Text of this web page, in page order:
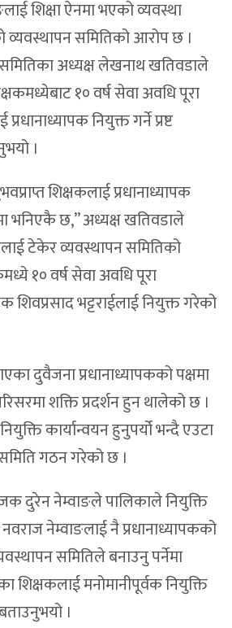
शिक्षा ऐनमा भएको व्यवस्था
व्यवस्थापन समितिको आरोप छ ।
अध्यक्ष लेखनाथ खतिवडाले
१० वर्ष सेवा अवधि पूरा
नियुक्त गर्ने प्रष्ट
।
शिक्षकलाई प्रधानाध्यापक
भनिएकै छ,” अध्यक्ष खतिवडाले
टेकेर व्यवस्थापन समितिको
१० वर्ष सेवा अवधि पूरा
शिवप्रसाद भट्टराईलाई नियुक्त गरेको
दुवैजना प्रधानाध्यापकको पक्षमा
शक्ति प्रदर्शन हुन थालेको छ ।
कार्यान्वयन हुनुपर्यो भन्दै एउटा
गठन गरेको छ ।
दुरेन नेम्वाङले पालिकाले नियुक्ति
नेम्वाङलाई नै प्रधानाध्यापकको
समितिले बनाउनु पर्नेमा
शिक्षकलाई मनोमानीपूर्वक नियुक्ति
।